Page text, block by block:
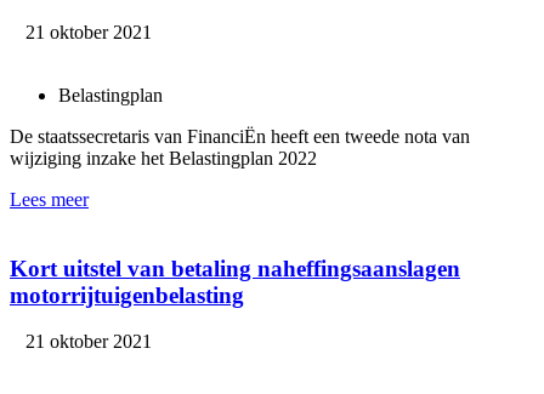
21 oktober 2021
Belastingplan
De staatssecretaris van FinanciËn heeft een tweede nota van
wijziging inzake het Belastingplan 2022
Lees meer
Kort uitstel van betaling naheffingsaanslagen
motorrijtuigenbelasting
21 oktober 2021